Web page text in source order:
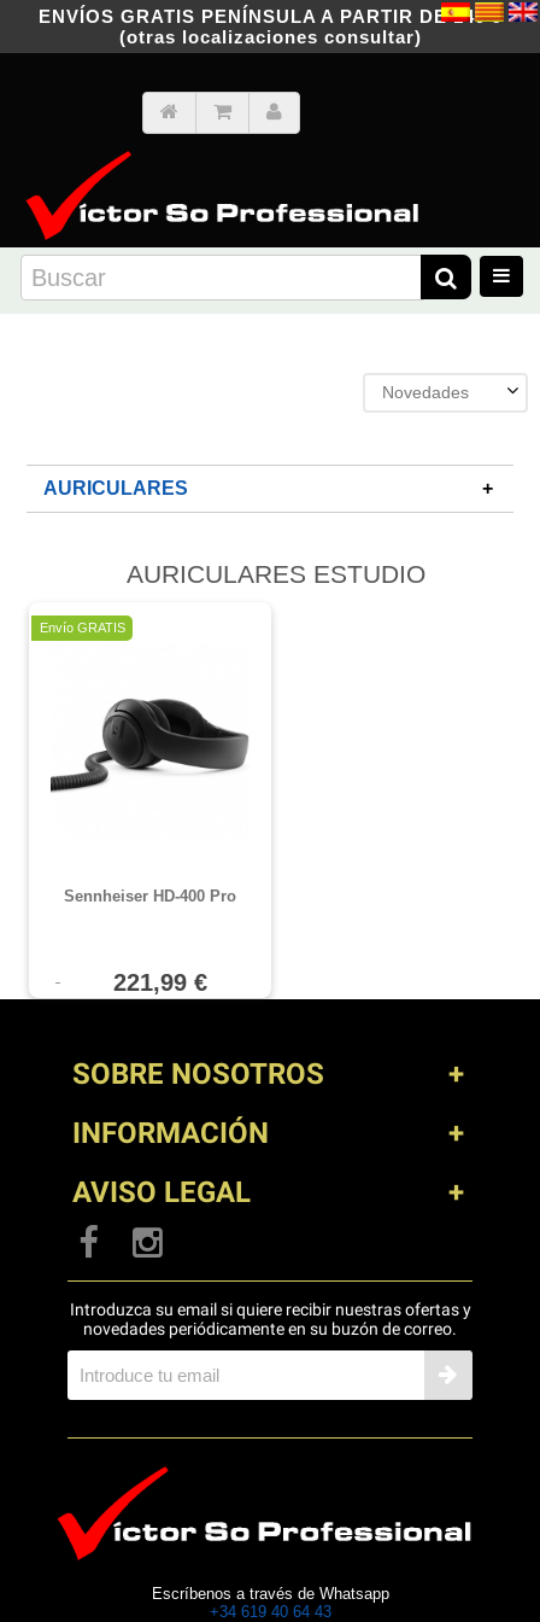
ENVÍOS GRATIS PENÍNSULA A PARTIR DE 149 €
(otras localizaciones consultar)
Novedades
AURICULARES
AURICULARES ESTUDIO
Sennheiser HD-400 Pro
221,99 €
Oferta
Envío GRATIS
SOBRE NOSOTROS
INFORMACIÓN
AVISO LEGAL
Introduzca su email si quiere recibir nuestras ofertas y
novedades periódicamente en su buzón de correo.
Escríbenos a través de Whatsapp
+34 619 40 64 43